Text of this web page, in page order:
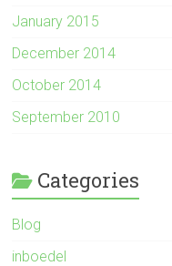
January 2015
December 2014
October 2014
September 2010
Categories
Blog
inboedel